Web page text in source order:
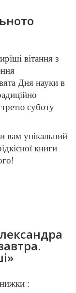
вітання з
Дня науки в
третю суботу
вам унікальний
книги
: